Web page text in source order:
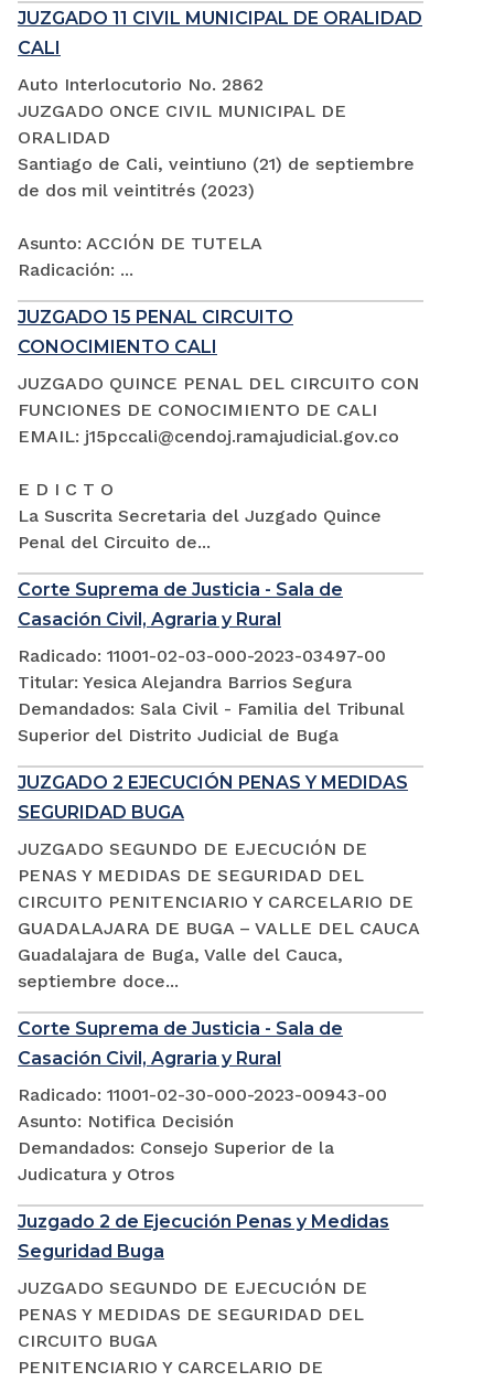
JUZGADO 11 CIVIL MUNICIPAL DE ORALIDAD
CALI
Auto Interlocutorio No. 2862
JUZGADO ONCE CIVIL MUNICIPAL DE
ORALIDAD
Santiago de Cali, veintiuno (21) de septiembre
de dos mil veintitrés (2023)
Asunto: ACCIÓN DE TUTELA
Radicación: ...
JUZGADO 15 PENAL CIRCUITO
CONOCIMIENTO CALI
JUZGADO QUINCE PENAL DEL CIRCUITO CON
FUNCIONES DE CONOCIMIENTO DE CALI
EMAIL: j15pccali@cendoj.ramajudicial.gov.co
E D I C T O
La Suscrita Secretaria del Juzgado Quince
Penal del Circuito de...
Corte Suprema de Justicia - Sala de
Casación Civil, Agraria y Rural
Radicado: 11001-02-03-000-2023-03497-00
Titular: Yesica Alejandra Barrios Segura
Demandados: Sala Civil - Familia del Tribunal
Superior del Distrito Judicial de Buga
JUZGADO 2 EJECUCIÓN PENAS Y MEDIDAS
SEGURIDAD BUGA
JUZGADO SEGUNDO DE EJECUCIÓN DE
PENAS Y MEDIDAS DE SEGURIDAD DEL
CIRCUITO PENITENCIARIO Y CARCELARIO DE
GUADALAJARA DE BUGA – VALLE DEL CAUCA
Guadalajara de Buga, Valle del Cauca,
septiembre doce...
Corte Suprema de Justicia - Sala de
Casación Civil, Agraria y Rural
Radicado: 11001-02-30-000-2023-00943-00
Asunto: Notifica Decisión
Demandados: Consejo Superior de la
Judicatura y Otros
Juzgado 2 de Ejecución Penas y Medidas
Seguridad Buga
JUZGADO SEGUNDO DE EJECUCIÓN DE
PENAS Y MEDIDAS DE SEGURIDAD DEL
CIRCUITO BUGA
PENITENCIARIO Y CARCELARIO DE